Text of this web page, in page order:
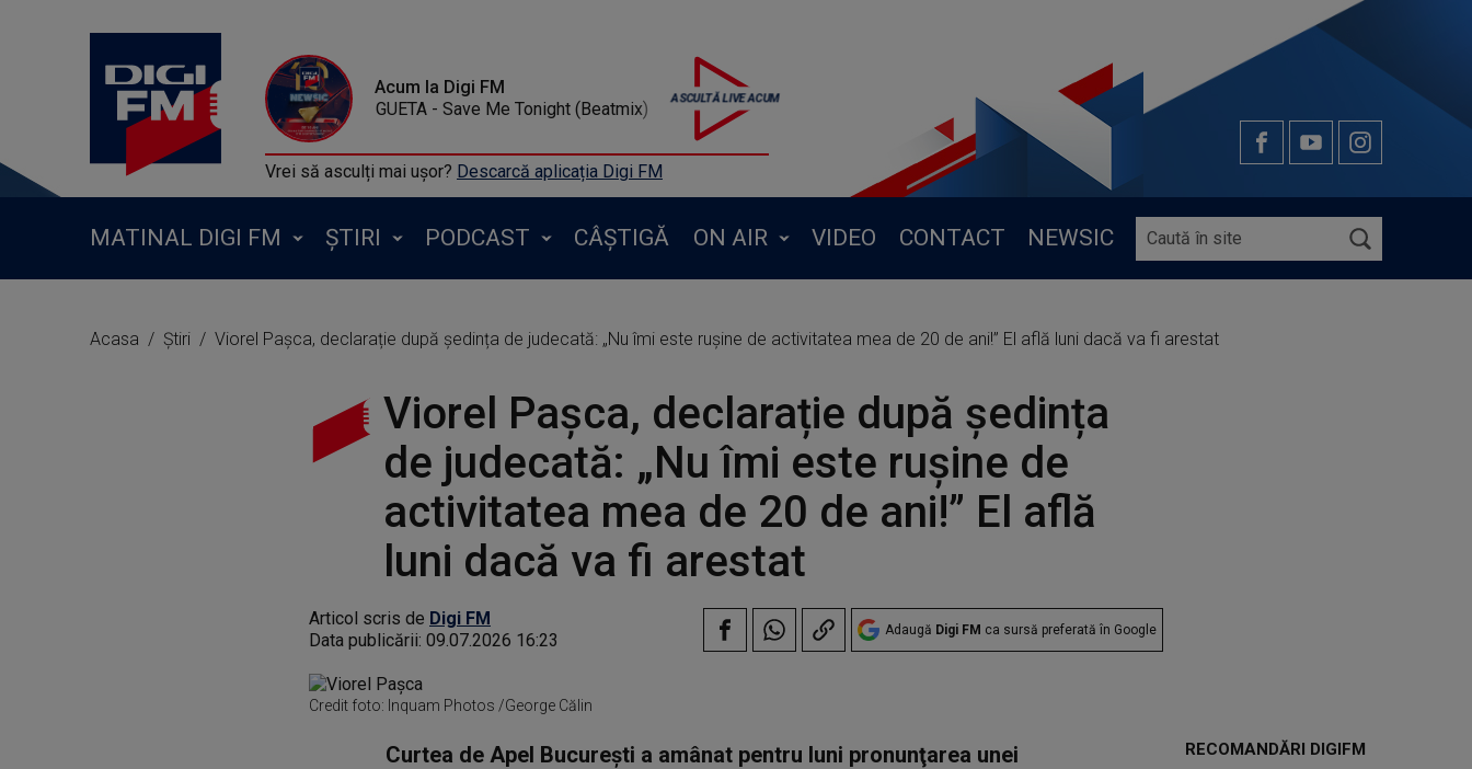
Acum la Digi FM
JENNIFER LOPEZ FT DAVID GUETA - Save Me Tonight (Beatmix)
Vrei să asculți mai ușor? Descarcă aplicația Digi FM
MATINAL DIGI FM ȘTIRI PODCAST CÂȘTIGĂ ON AIR VIDEO CONTACT NEWSIC
Acasa Știri Viorel Pașca, declarație după ședința de judecată: „Nu îmi este rușine de activitatea mea de 20 de ani!” El află luni dacă va fi arestat
Viorel Pașca, declarație după ședința
de judecată: „Nu îmi este rușine de
activitatea mea de 20 de ani!” El află
luni dacă va fi arestat
Articol scris de Digi FM
Data publicării: 09.07.2026 16:23 Adaugă Digi FM ca sursă preferată în Google
Credit foto: Inquam Photos /George Călin
Curtea de Apel Bucureşti a amânat pentru luni pronunţarea unei
RECOMANDĂRI DIGIFM